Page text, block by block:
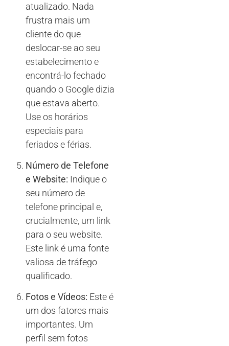
atualizado. Nada
frustra mais um
cliente do que
deslocar-se ao seu
estabelecimento e
encontrá-lo fechado
quando o Google dizia
que estava aberto.
Use os horários
especiais para
feriados e férias.
Número de Telefone
e Website: Indique o
seu número de
telefone principal e,
crucialmente, um link
para o seu website.
Este link é uma fonte
valiosa de tráfego
qualificado.
Fotos e Vídeos: Este é
um dos fatores mais
importantes. Um
perfil sem fotos